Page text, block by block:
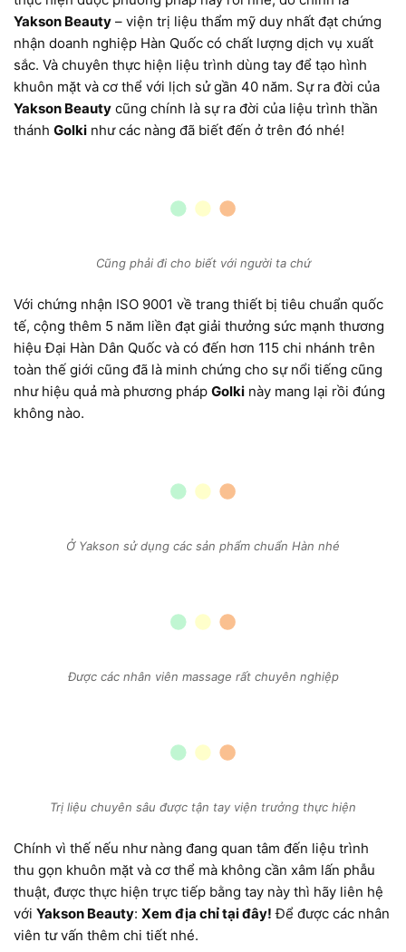
Yakson Beauty – viện trị liệu thẩm mỹ duy nhất đạt chứng
nhận doanh nghiệp Hàn Quốc có chất lượng dịch vụ xuất
sắc. Và chuyên thực hiện liệu trình dùng tay để tạo hình
khuôn mặt và cơ thể với lịch sử gần 40 năm. Sự ra đời của
Yakson Beauty cũng chính là sự ra đời của liệu trình thần
thánh Golki như các nàng đã biết đến ở trên đó nhé!
Cũng phải đi cho biết với người ta chứ
Với chứng nhận ISO 9001 về trang thiết bị tiêu chuẩn quốc
tế, cộng thêm 5 năm liền đạt giải thưởng sức mạnh thương
hiệu Đại Hàn Dân Quốc và có đến hơn 115 chi nhánh trên
toàn thế giới cũng đã là minh chứng cho sự nổi tiếng cũng
như hiệu quả mà phương pháp Golki này mang lại rồi đúng
không nào.
Ở Yakson sử dụng các sản phẩm chuẩn Hàn nhé
Được các nhân viên massage rất chuyên nghiệp
Trị liệu chuyên sâu được tận tay viện trưởng thực hiện
Chính vì thế nếu như nàng đang quan tâm đến liệu trình
thu gọn khuôn mặt và cơ thể mà không cần xâm lấn phẫu
thuật, được thực hiện trực tiếp bằng tay này thì hãy liên hệ
với Yakson Beauty: Xem địa chỉ tại đây! Để được các nhân
viên tư vấn thêm chi tiết nhé.